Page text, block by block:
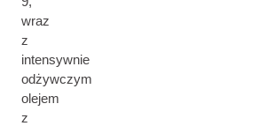
wraz
z
intensywnie
odżywczym
olejem
z